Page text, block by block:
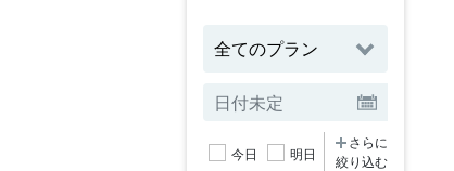
今日 明日
さらに
絞り込む